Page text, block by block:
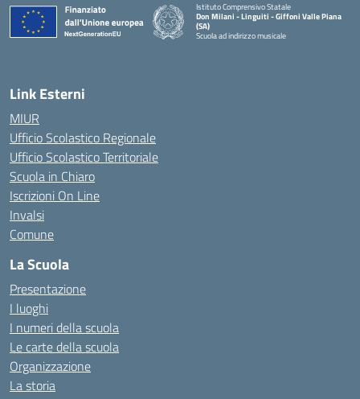
Istituto Comprensivo Statale
Don Milani - Linguiti - Giffoni Valle Piana
(SA)
Scuola ad indirizzo musicale
Link Esterni
MIUR
Ufficio Scolastico Regionale
Ufficio Scolastico Territoriale
Scuola in Chiaro
Iscrizioni On Line
Invalsi
Comune
La Scuola
Presentazione
I luoghi
I numeri della scuola
Le carte della scuola
Organizzazione
La storia